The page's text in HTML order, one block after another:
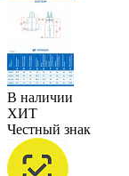
В наличии
ХИТ
Честный знак